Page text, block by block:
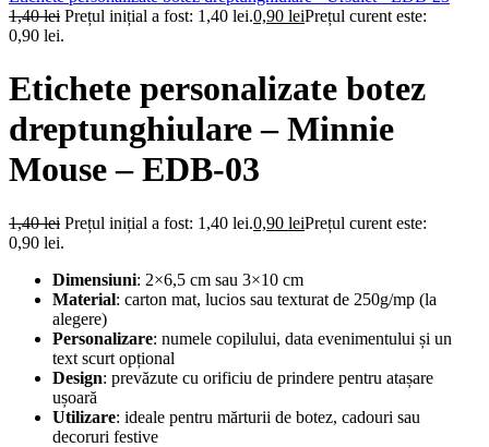
1,40lei Prețul inițial a fost: 1,40 lei.0,90 leiPrețul curent este:
0,90 lei.
Etichete personalizate botez
dreptunghiulare – Minnie
Mouse – EDB-03
1,40lei Prețul inițial a fost: 1,40 lei.0,90 leiPrețul curent este:
0,90 lei.
Dimensiuni: 2×6,5 cm sau 3×10 cm
Material: carton mat, lucios sau texturat de 250g/mp (la
alegere)
Personalizare: numele copilului, data evenimentului și un
text scurt opțional
Design: prevăzute cu orificiu de prindere pentru atașare
ușoară
Utilizare: ideale pentru mărturii de botez, cadouri sau
decoruri festive